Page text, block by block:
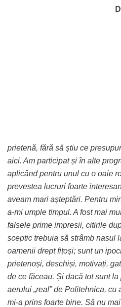
prietenă, fără să știu ce
aici. Am participat și în alte
aplicând pentru unul cu o oaie
prevestea lucruri foarte
aveam mari așteptări. Pentru
a-mi umple timpul. A fost mai
falsele prime impresii, citirile
sceptic trebuia să strâmb nasul
oamenii drept fițoși; sunt un
prietenoși, deschiși, motivați,
de ce făceau. Și dacă tot sunt
aerului „real” de Politehnica, cu
mi-a prins foarte bine. Să nu